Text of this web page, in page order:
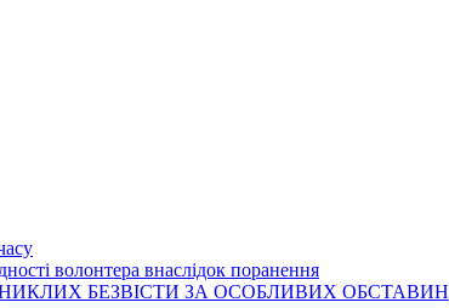
волонтера внаслідок поранення
БЕЗВІСТИ ЗА ОСОБЛИВИХ ОБСТАВИН